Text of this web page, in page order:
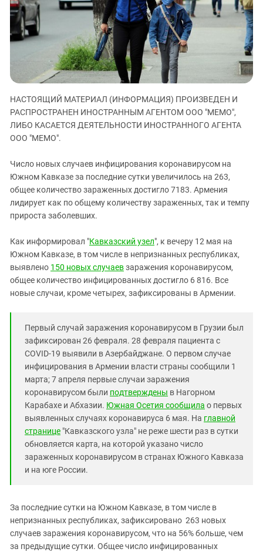
ЗАСТАВЛЯЕТ
КАВКАЗ ЗА ПАЛЕСТИНУ
ИНАКОМЫСЛИЕ В ЧЕЧНЕ
ПРЕСЛЕДОВАНИЕ АКТИВИСТОВ
МОБИЛИЗАЦИЯ И ПРОТЕСТЫ
Дагестан
Ингушетия
Кабардино-Балкария
Калмыкия
Карачаево-Черкесия
Краснодарский край
Российская Федерация
Северная Осетия - Алания
СКФО
Ставропольский край
Южная Осетия
Южный Кавказ
ЮФО
НАСТОЯЩИЙ МАТЕРИАЛ (ИНФОРМАЦИЯ) ПРОИЗВЕДЕН И
РАСПРОСТРАНЕН ИНОСТРАННЫМ АГЕНТОМ ООО "МЕМО",
ЛИБО КАСАЕТСЯ ДЕЯТЕЛЬНОСТИ ИНОСТРАННОГО АГЕНТА
ООО "МЕМО".
Число новых случаев инфицирования коронавирусом на
Южном Кавказе за последние сутки увеличилось на 263,
общее количество зараженных достигло 7183. Армения
лидирует как по общему количеству зараженных, так и темпу
прироста заболевших.
Как информировал "Кавказский узел", к вечеру 12 мая на
Южном Кавказе, в том числе в непризнанных республиках,
выявлено 150 новых случаевзаражения коронавирусом,
общее количество инфицированных достигло 6 816. Все
новые случаи, кроме четырех, зафиксированы в Армении.
Первый случай заражения коронавирусом в Грузии был
зафиксирован 26 февраля. 28 февраля пациента с
COVID-19 выявили в Азербайджане. О первом случае
инфицирования в Армении власти страны сообщили 1
марта; 7 апреля первые случаи заражения
коронавирусом были подтверждены в Нагорном
Карабахе и Абхазии. Южная Осетия сообщила о первых
выявленных случаях коронавируса 6 мая. На главной
странице "Кавказского узла" не реже шести раз в сутки
обновляется карта, на которой указано число
зараженных коронавирусом в странах Южного Кавказа
и на юге России.
За последние сутки на Южном Кавказе, в том числе в
непризнанных республиках, зафиксировано 263 новых
случаев заражения коронавирусом, что на 56% больше, чем
за предыдущие сутки. Общее число инфицированных